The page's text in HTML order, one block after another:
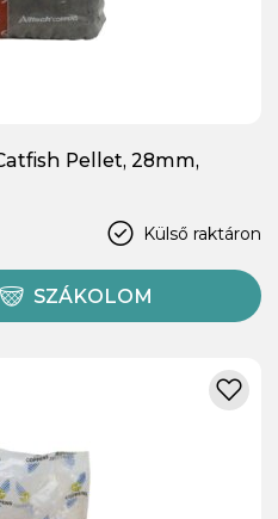
Pellet, 28mm,
Külső raktáron
SZÁKOLOM